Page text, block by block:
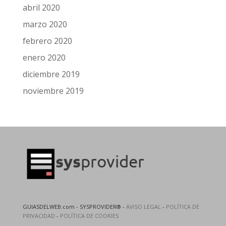
abril 2020
marzo 2020
febrero 2020
enero 2020
diciembre 2019
noviembre 2019
GUIASDELWEB.com - SYSPROVIDER® - AVISO LEGAL- POLÍTICA DE
PRIVACIDAD - POLÍTICA DE COOKIES